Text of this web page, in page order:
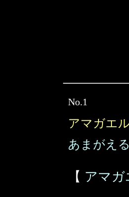
No.1
アマガエ
あまがえ
【 アマガ